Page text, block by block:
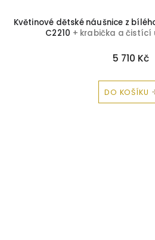
Květinové dětské náušnice z
C2210 + krabička a čistící
5 710 Kč
DO KOŠÍKU